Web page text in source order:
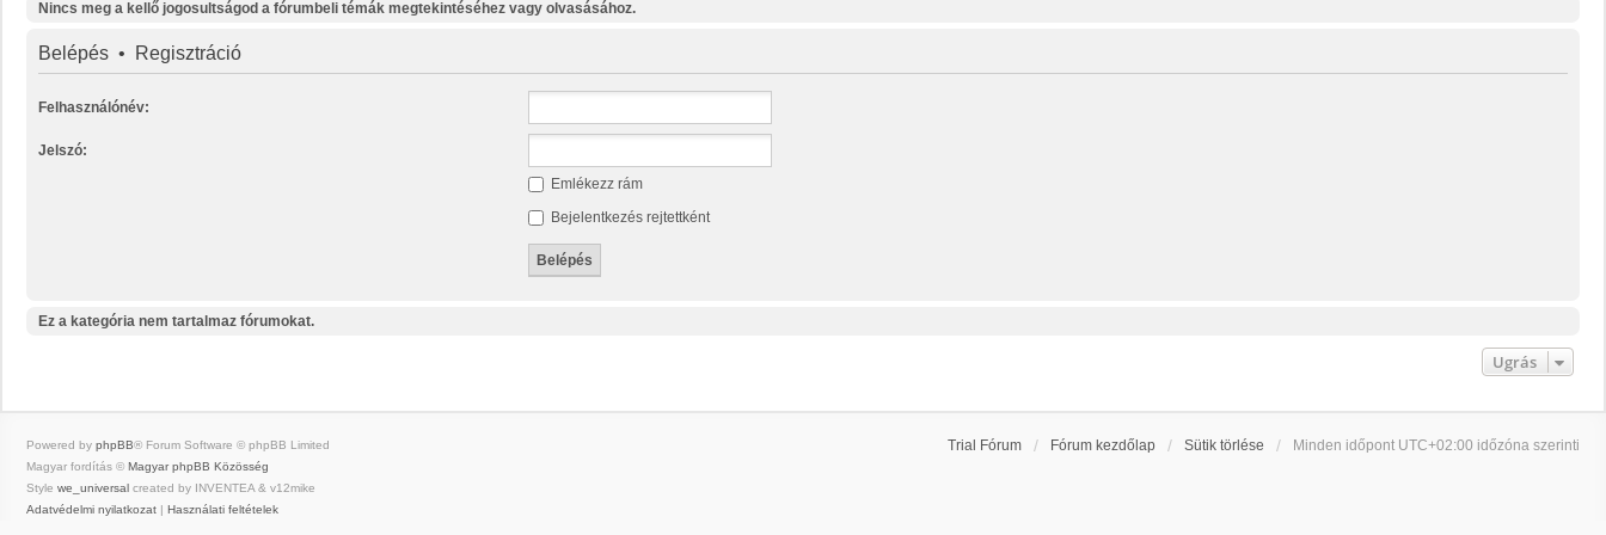
Nincs meg a kellő jogosultságod a fórumbeli témák megtekintéséhez vagy olvasásához.
Belépés • Regisztráció
Felhasználónév:
Jelszó:
Emlékezz rám
Bejelentkezés rejtettként
Ez a kategória nem tartalmaz fórumokat.
Ugrás
Trial Fórum Fórum kezdőlap Sütik törlése Minden időpont UTC+02:00 időzóna szerinti
Powered by phpBB® Forum Software © phpBB Limited
Magyar fordítás © Magyar phpBB Közösség
Style we_universal created by INVENTEA & v12mike
Adatvédelmi nyilatkozat
Használati feltételek